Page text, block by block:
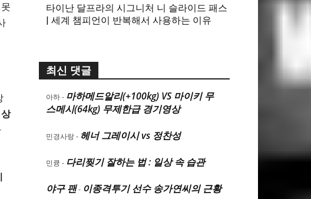
타이난 달프라의 시그니처 니 슬라이드 패스
| 세계 챔피언이 반복해서 사용하는 이유
최신 댓글
아하- 마하메드알리(+100kg) VS 마이키 무
스메시(64kg) 무제한급 경기영상
민경사랑- 헤너 그레이시 vs 정찬성
민큥 - 다리찢기 잘하는 법 : 일상 속 습관
야구 팬- 이종격투기 선수 송가연씨의 근황